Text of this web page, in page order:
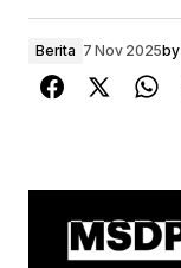
Berita 7 Nov 2025by